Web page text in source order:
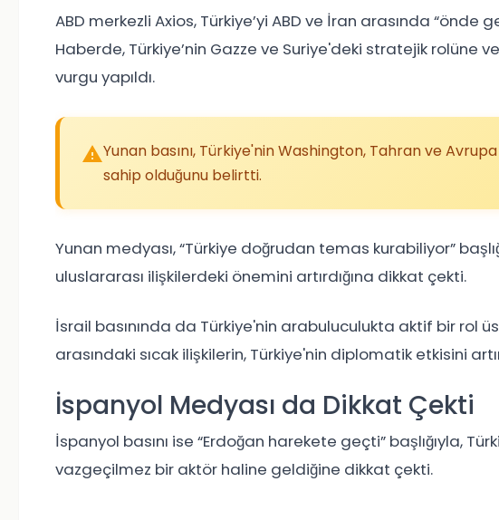
ABD merkezli Axios, Türkiye’yi ABD ve İran arasında “önde
Haberde, Türkiye’nin Gazze ve Suriye'deki stratejik rolüne
vurgu yapıldı.
Yunan basını, Türkiye'nin Washington, Tahran ve
sahip olduğunu belirtti.
Yunan medyası, “Türkiye doğrudan temas kurabiliyor”
uluslararası ilişkilerdeki önemini artırdığına dikkat çekti.
İsrail basınında da Türkiye'nin arabuluculukta aktif bir rol
arasındaki sıcak ilişkilerin, Türkiye'nin diplomatik etkisini
İspanyol Medyası da Dikkat Çekti
İspanyol basını ise “Erdoğan harekete geçti” başlığıyla,
vazgeçilmez bir aktör haline geldiğine dikkat çekti.